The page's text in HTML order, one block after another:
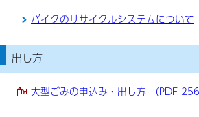
バイクのリサイクルシステムについて
出し方
大型ごみの申込み・出し方 （PDF